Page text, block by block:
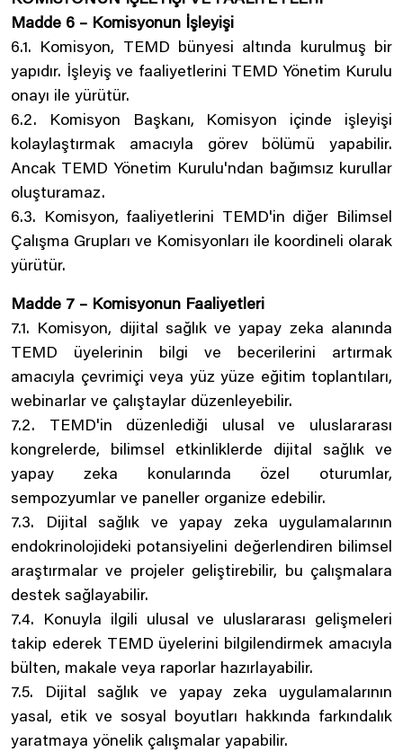
Madde 6 – Komisyonun İşleyişi
6.1. Komisyon, TEMD bünyesi altında kurulmuş bir
yapıdır. İşleyiş ve faaliyetlerini TEMD Yönetim Kurulu
onayı ile yürütür.
6.2. Komisyon Başkanı, Komisyon içinde işleyişi
kolaylaştırmak amacıyla görev bölümü yapabilir.
Ancak TEMD Yönetim Kurulu'ndan bağımsız kurullar
oluşturamaz.
6.3. Komisyon, faaliyetlerini TEMD'in diğer Bilimsel
Çalışma Grupları ve Komisyonları ile koordineli olarak
yürütür.
Madde 7 – Komisyonun Faaliyetleri
7.1. Komisyon, dijital sağlık ve yapay zeka alanında
TEMD üyelerinin bilgi ve becerilerini artırmak
amacıyla çevrimiçi veya yüz yüze eğitim toplantıları,
webinarlar ve çalıştaylar düzenleyebilir.
7.2. TEMD'in düzenlediği ulusal ve uluslararası
kongrelerde, bilimsel etkinliklerde dijital sağlık ve
yapay zeka konularında özel oturumlar,
sempozyumlar ve paneller organize edebilir.
7.3. Dijital sağlık ve yapay zeka uygulamalarının
endokrinolojideki potansiyelini değerlendiren bilimsel
araştırmalar ve projeler geliştirebilir, bu çalışmalara
destek sağlayabilir.
7.4. Konuyla ilgili ulusal ve uluslararası gelişmeleri
takip ederek TEMD üyelerini bilgilendirmek amacıyla
bülten, makale veya raporlar hazırlayabilir.
7.5. Dijital sağlık ve yapay zeka uygulamalarının
yasal, etik ve sosyal boyutları hakkında farkındalık
yaratmaya yönelik çalışmalar yapabilir.